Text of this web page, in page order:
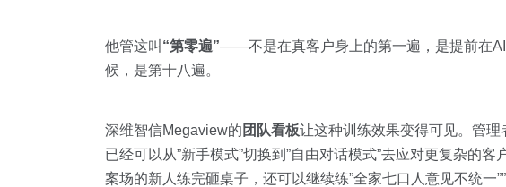
他管这叫 “第零遍”——不是在真客户身上的第一遍，是提前在
候，是第十八遍。
深维智信Megaview的 团队看板让这种训练效果变得可见。管
已经可以从”新手模式”切换到”自由对话模式”去应对更复杂的
案场的新人练完砸桌子，还可以继续练”全家七口人意见不统一